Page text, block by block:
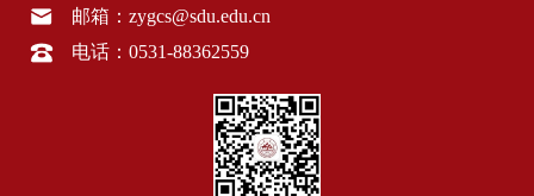
邮箱：zygcs@sdu.edu.cn
电话：0531-88362559